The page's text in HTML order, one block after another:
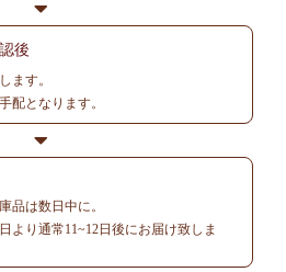
後
ます。
配となります。
品は数日中に。
より通常11~12日後にお届け致しま